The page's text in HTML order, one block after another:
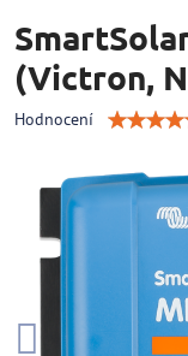
(Victron,
Hodnocení